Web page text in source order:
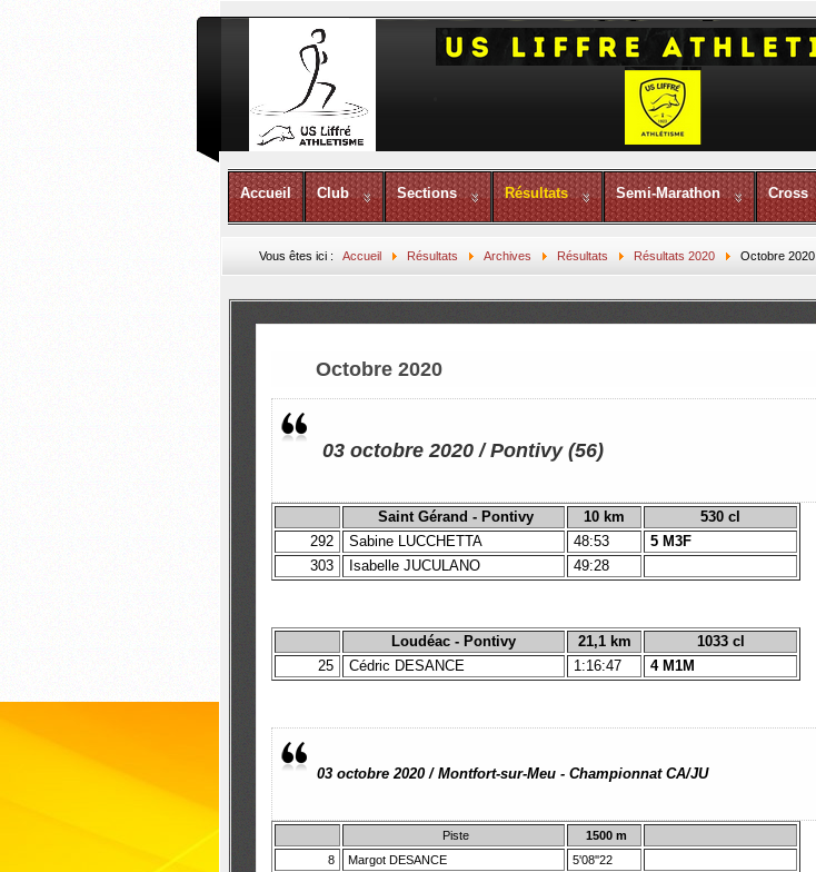
Accueil Club Sections Résultats Semi-Marathon Cross
Vous êtes ici :Accueil Résultats Archives Résultats Résultats 2020 Octobre 2020
Octobre 2020
03 octobre 2020 / Pontivy (56)
Saint Gérand - Pontivy 10 km
530 cl
292
Sabine LUCCHETTA 48:53
5 M3F
303
Isabelle JUCULANO 49:28
Loudéac - Pontivy 21,1 km
1033 cl
25
Cédric DESANCE 1:16:47 4 M1M
03 octobre 2020 / Montfort-sur-Meu - Championnat CA/JU
Piste
1500 m
8
Margot DESANCE 5'08''22